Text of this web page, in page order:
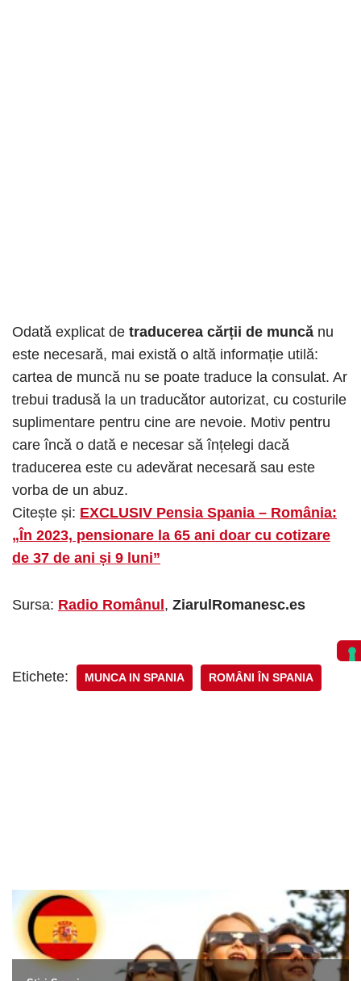
Odată explicat de traducerea cărții de muncă nu
este necesară, mai există o altă informație utilă:
cartea de muncă nu se poate traduce la consulat. Ar
trebui tradusă la un traducător autorizat, cu costurile
suplimentare pentru cine are nevoie. Motiv pentru
care încă o dată e necesar să înțelegi dacă
traducerea este cu adevărat necesară sau este
vorba de un abuz.
Citește și: EXCLUSIV Pensia Spania – România:
„În 2023, pensionare la 65 ani doar cu cotizare
de 37 de ani și 9 luni”
Sursa: Radio Românul, ZiarulRomanesc.es
Etichete: MUNCA IN SPANIA ROMÂNI ÎN SPANIA